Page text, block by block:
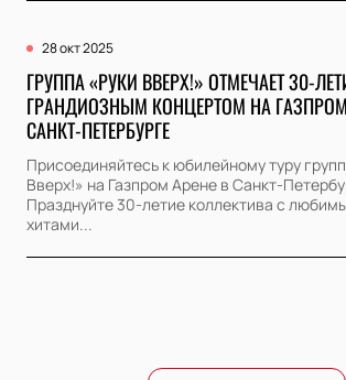
28 окт 2025
ГРУППА «РУКИ ВВЕРХ!» ОТМЕЧАЕТ 30-
ГРАНДИОЗНЫМ КОНЦЕРТОМ НА
САНКТ-ПЕТЕРБУРГЕ
Присоединяйтесь к юбилейному туру
Вверх!» на Газпром Арене в Санкт-
Празднуйте 30-летие коллектива с
хитами...